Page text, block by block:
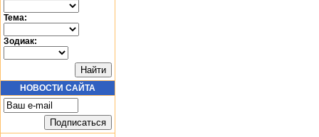
Тема:
Зодиак:
НОВОСТИ САЙТА